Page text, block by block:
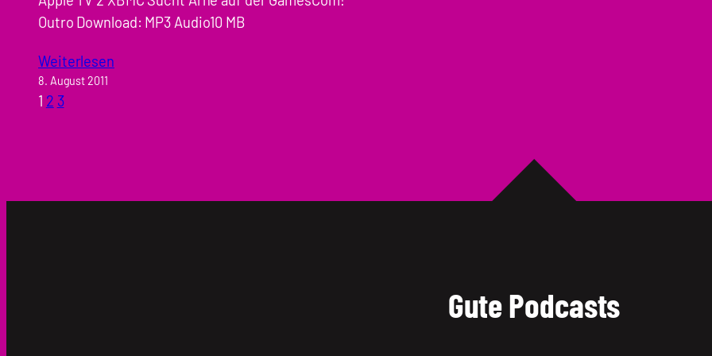
Outro Download: MP3 Audio10 MB
Weiterlesen
8. August 2011
1 2 3
Gute Podcasts